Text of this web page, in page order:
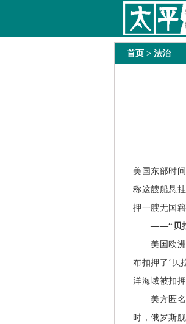
太平导报 舆情
首页 > 法治
美国东部时
称这艘船悬
押一艘无国籍
——“贝
美国欧洲司
布扣押了‘贝
洋海域被扣
美方匿名官
时，俄罗斯